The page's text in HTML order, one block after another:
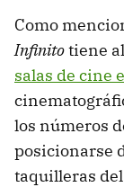
Como
Infinitotiene
salas de cine
los números
posicionarse
taquilleras